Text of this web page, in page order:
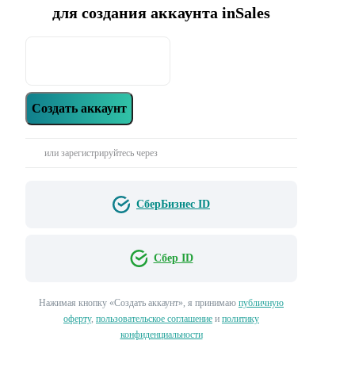
для создания аккаунта inSales
Создать аккаунт
или зарегистрируйтесь через
СберБизнес ID
Сбер ID
Нажимая кнопку «‎Создать аккаунт»‎, я принимаю публичную
оферту, пользовательское соглашение и политику
конфиденциальности